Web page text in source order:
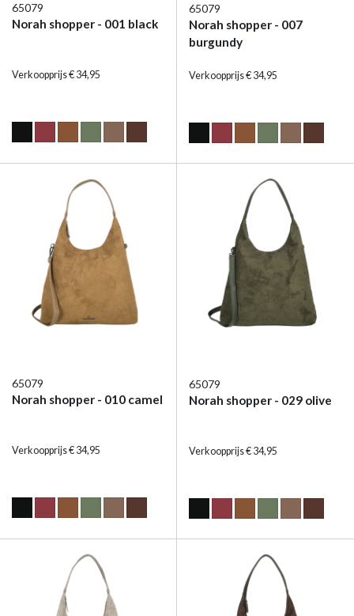
65079
Norah shopper - 001 black
Verkoopprijs € 34,95
65079
Norah shopper - 007
burgundy
Verkoopprijs € 34,95
65079
Norah shopper - 010 camel
Verkoopprijs € 34,95
65079
Norah shopper - 029 olive
Verkoopprijs € 34,95